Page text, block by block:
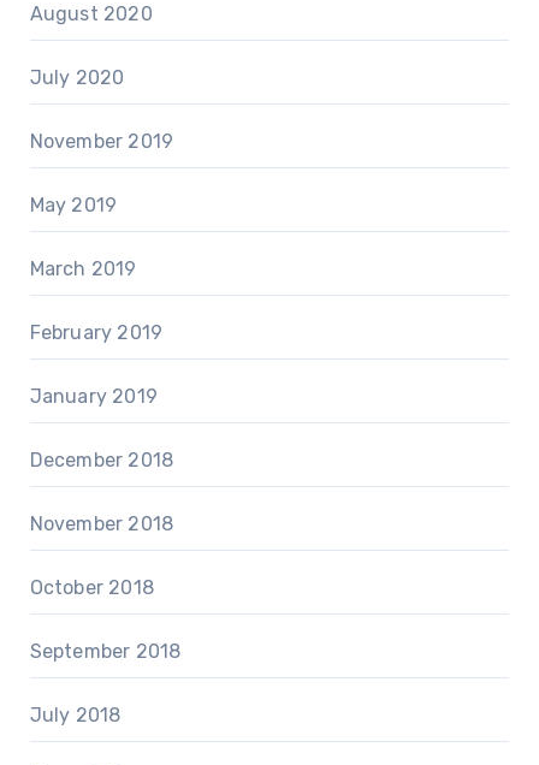
August 2020
July 2020
November 2019
May 2019
March 2019
February 2019
January 2019
December 2018
November 2018
October 2018
September 2018
July 2018